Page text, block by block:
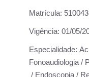
Matrícula:
Vigência: 01/05/
Especialidade:
Fonoaudiologia /
/ Endoscopia /